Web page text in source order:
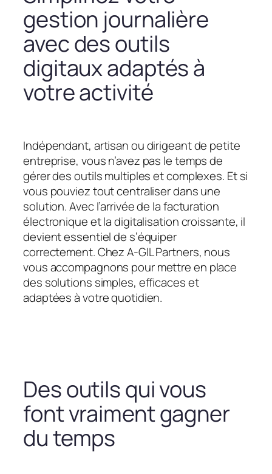
gestion journalière
avec des outils
digitaux adaptés à
votre activité
Indépendant, artisan ou dirigeant de petite
entreprise, vous n’avez pas le temps de
gérer des outils multiples et complexes. Et si
vous pouviez tout centraliser dans une
solution. Avec l’arrivée de la facturation
électronique et la digitalisation croissante, il
devient essentiel de s’équiper
correctement. Chez A-GIL Partners, nous
vous accompagnons pour mettre en place
des solutions simples, efficaces et
adaptées à votre quotidien.
Des outils qui vous
font vraiment gagner
du temps